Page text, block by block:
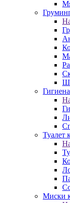
Туалет
Миски